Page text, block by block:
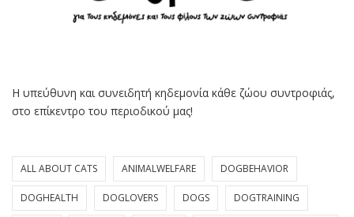
Η υπεύθυνη και συνειδητή κηδεμονία κάθε ζώου συντροφιάς,
στο επίκεντρο του περιοδικού μας!
ALL ABOUT CATS ANIMALWELFARE DOGBEHAVIOR
DOGHEALTH DOGLOVERS DOGS DOGTRAINING